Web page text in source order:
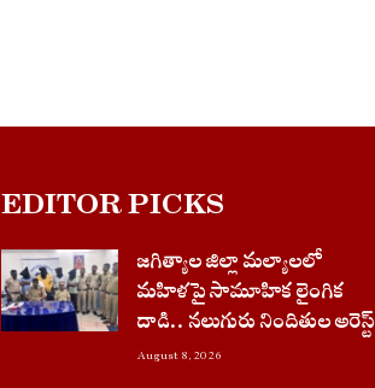
EDITOR PICKS
జగిత్యాల జిల్లా మల్యాలలో
మహిళపై సామూహిక లైంగిక
దాడి.. నలుగురు నిందితుల అరెస్ట్
August 8, 2026